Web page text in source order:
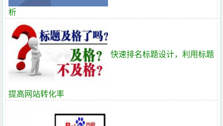
析
快速排名标题设计，利用标题
提高网站转化率